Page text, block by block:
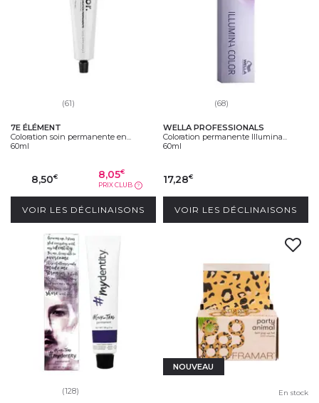
(61)
7E ÉLÉMENT
Coloration soin permanente en...
60ml
8,50€ 8,05€
PRIX CLUB ?
VOIR LES DÉCLINAISONS
(68)
WELLA PROFESSIONALS
Coloration permanente Illumina...
60ml
17,28€
VOIR LES DÉCLINAISONS
(128)
NOUVEAU
En stock